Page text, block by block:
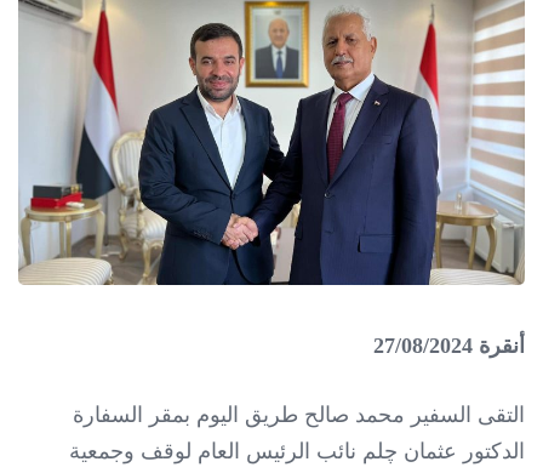
أنقرة 27/08/2024
التقى السفير محمد صالح طريق اليوم بمقر السفارة
الدكتور عثمان چلم نائب الرئيس العام لوقف وجمعية